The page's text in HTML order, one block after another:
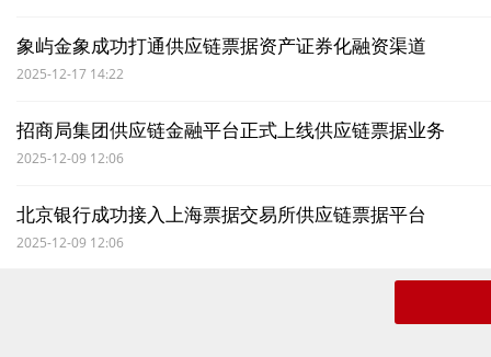
象屿金象成功打通供应链票据资产证券化融资渠道
2025-12-17 14:22
招商局集团供应链金融平台正式上线供应链票据业务
2025-12-09 12:06
北京银行成功接入上海票据交易所供应链票据平台
2025-12-09 12:06